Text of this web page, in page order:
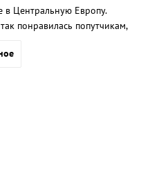
в Центральную Европу.
понравилась попутчикам,